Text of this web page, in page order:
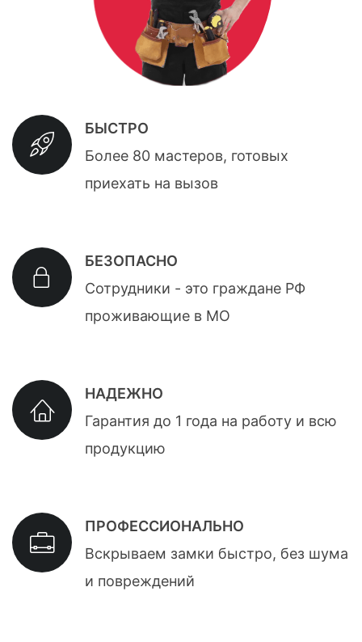
БЫСТРО
Более 80 мастеров, готовых
приехать на вызов
БЕЗОПАСНО
Сотрудники - это граждане РФ
проживающие в МО
НАДЕЖНО
Гарантия до 1 года на работу и всю
продукцию
ПРОФЕССИОНАЛЬНО
Вскрываем замки быстро, без шума
и повреждений